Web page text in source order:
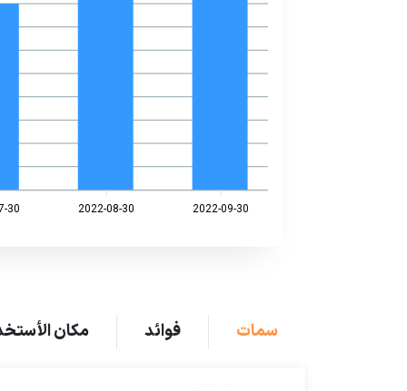
30 2022-08-30 2022-09-30
سمات فوائد مكان